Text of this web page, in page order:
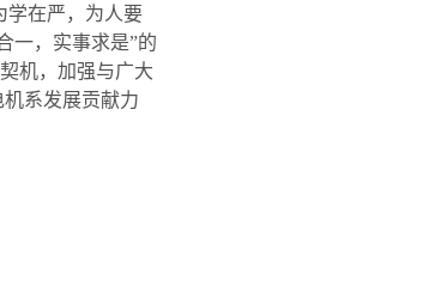
在严，为人要
一，实事求是”的
机，加强与广大
系发展贡献力